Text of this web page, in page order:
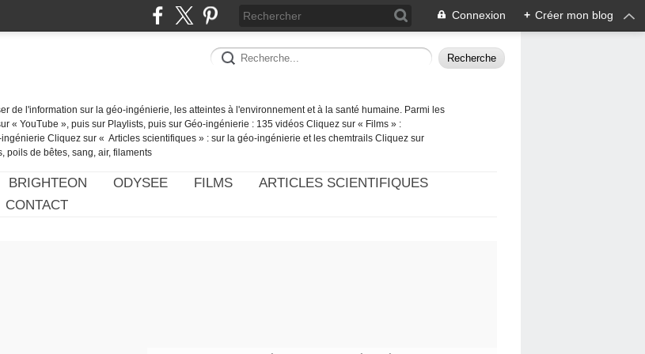
Connexion + Créer mon blog
de l'information sur la géo-ingénierie, les atteintes à l'environnement et à la santé humaine. Parmi les
« YouTube », puis sur Playlists, puis sur Géo-ingénierie : 135 vidéos Cliquez sur « Films » :
Cliquez sur « Articles scientifiques » : sur la géo-ingénierie et les chemtrails Cliquez sur
poils de bêtes, sang, air, filaments
BRIGHTEON ODYSEE FILMS
ARTICLES SCIENTIFIQUES
CONTACT